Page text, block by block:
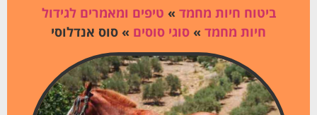
ביטוח חיות מחמד » טיפים ומאמרים לגידול
חיות מחמד » סוגי סוסים » סוס אנדלוסי